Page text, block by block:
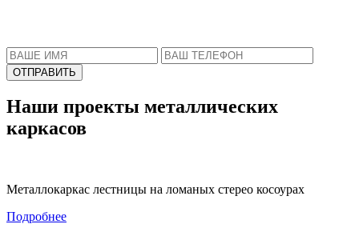
Наши проекты металлических
каркасов
Металлокаркас лестницы на ломаных стерео косоурах
Подробнее